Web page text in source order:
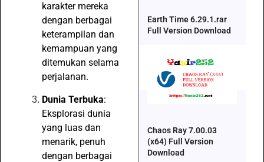
karakter mereka
dengan berbagai
keterampilan dan
kemampuan yang
ditemukan selama
perjalanan.
Dunia Terbuka:
Eksplorasi dunia
yang luas dan
menarik, penuh
dengan berbagai
Earth Time 6.29.1.rar
Full Version Download
Chaos Ray 7.00.03
(x64) Full Version
Download